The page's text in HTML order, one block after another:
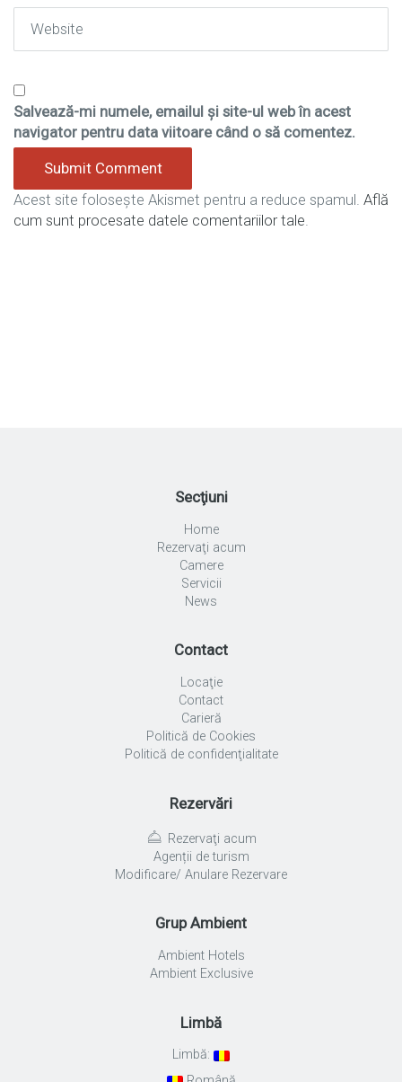
Salvează-mi numele, emailul și site-ul web în acest
navigator pentru data viitoare când o să comentez.
Acest site folosește Akismet pentru a reduce spamul. Află
cum sunt procesate datele comentariilor tale.
Secţiuni
Home
Rezervaţi acum
Camere
Servicii
News
Contact
Locaţie
Contact
Carieră
Politică de Cookies
Politică de confidenţialitate
Rezervări
Rezervaţi acum
Agenții de turism
Modificare/ Anulare Rezervare
Grup Ambient
Ambient Hotels
Ambient Exclusive
Limbă
Limbă: